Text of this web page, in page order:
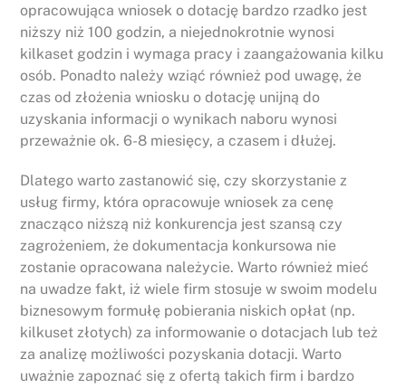
opracowująca wniosek o dotację bardzo rzadko jest
niższy niż 100 godzin, a niejednokrotnie wynosi
kilkaset godzin i wymaga pracy i zaangażowania kilku
osób. Ponadto należy wziąć również pod uwagę, że
czas od złożenia wniosku o dotację unijną do
uzyskania informacji o wynikach naboru wynosi
przeważnie ok. 6-8 miesięcy, a czasem i dłużej.
Dlatego warto zastanowić się, czy skorzystanie z
usług firmy, która opracowuje wniosek za cenę
znacząco niższą niż konkurencja jest szansą czy
zagrożeniem, że dokumentacja konkursowa nie
zostanie opracowana należycie. Warto również mieć
na uwadze fakt, iż wiele firm stosuje w swoim modelu
biznesowym formułę pobierania niskich opłat (np.
kilkuset złotych) za informowanie o dotacjach lub też
za analizę możliwości pozyskania dotacji. Warto
uważnie zapoznać się z ofertą takich firm i bardzo